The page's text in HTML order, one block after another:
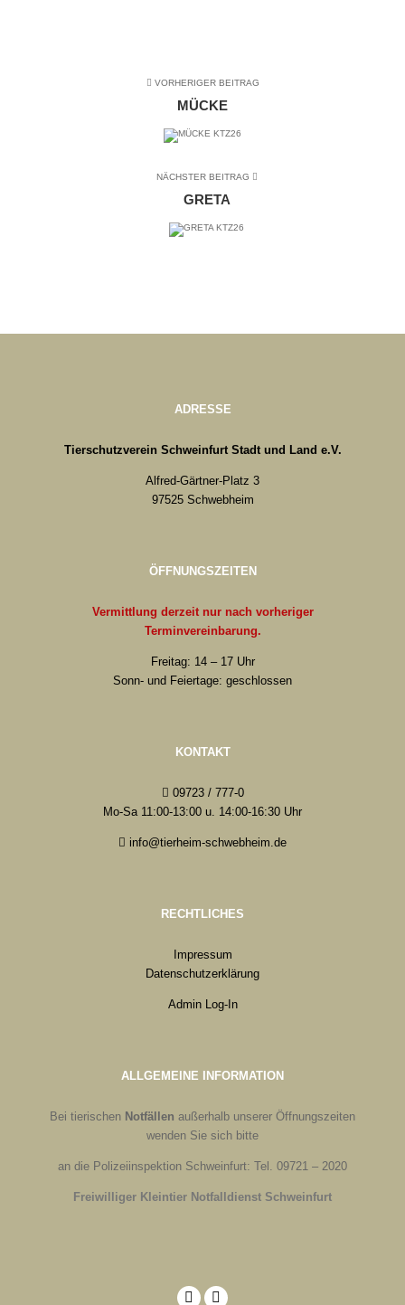
VORHERIGER BEITRAG
MÜCKE
NÄCHSTER BEITRAG
GRETA
ADRESSE
Tierschutzverein Schweinfurt Stadt und Land e.V.
Alfred-Gärtner-Platz 3
97525 Schwebheim
ÖFFNUNGSZEITEN
Vermittlung derzeit nur nach vorheriger
Terminvereinbarung.
Freitag: 14 – 17 Uhr
Sonn- und Feiertage: geschlossen
KONTAKT
09723 / 777-0
Mo-Sa 11:00-13:00 u. 14:00-16:30 Uhr
info@tierheim-schwebheim.de
RECHTLICHES
Impressum
Datenschutzerklärung
Admin Log-In
ALLGEMEINE INFORMATION
Bei tierischen Notfällen außerhalb unserer Öffnungszeiten
wenden Sie sich bitte
an die Polizeiinspektion Schweinfurt: Tel. 09721 – 2020
Freiwilliger Kleintier Notfalldienst Schweinfurt